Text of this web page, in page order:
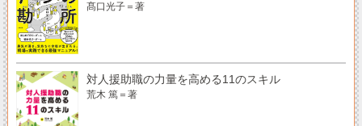
髙口光子＝著
対人援助職の力量を高める11のスキル
荒木 篤＝著